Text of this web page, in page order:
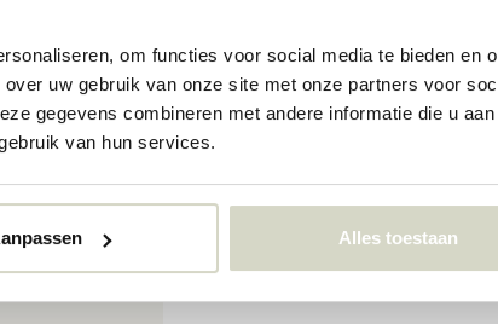
om functies voor social media te bieden en
uw gebruik van onze site met onze partners voor
gegevens combineren met andere informatie die u
van hun services.
Alles toestaan
We
op